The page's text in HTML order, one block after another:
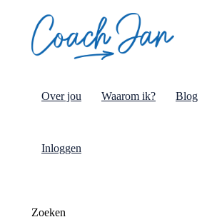
Over jou Waarom ik? Blog
Inloggen
Zoeken